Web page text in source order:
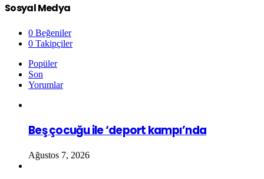
Sosyal Medya
0 Beğeniler
0 Takipçiler
Popüler
Son
Yorumlar
Beş çocuğu ile ‘deport kampı’nda
Ağustos 7, 2026